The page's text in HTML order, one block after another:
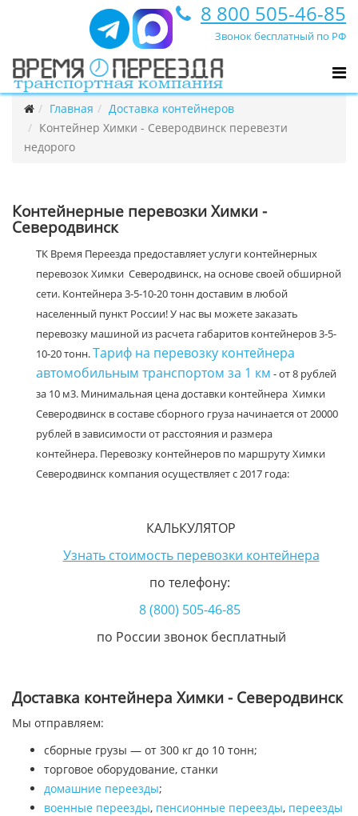
8 800 505-46-85
Звонок бесплатный по РФ
Главная
Доставка контейнеров
Контейнер Химки - Северодвинск перевезти
недорого
Контейнерные перевозки Химки -
Северодвинск
ТК Время Переезда предоставляет услуги контейнерных
перевозок Химки Северодвинск, на основе своей обширной
сети. Контейнера 3-5-10-20 тонн доставим в любой
населенный пункт России! У нас вы можете заказать
перевозку машиной из расчета габаритов контейнеров 3-5-
10-20 тонн.Тариф на перевозку контейнера
автомобильным транспортом за 1 км - от 8 рублей
за 10 м3. Минимальная цена доставки контейнера Химки
Северодвинск в составе сборного груза начинается от 20000
рублей в зависимости от расстояния и размера
контейнера. Перевозку контейнеров по маршруту Химки
Северодвинск компания осуществляет с 2017 года:
КАЛЬКУЛЯТОР
Узнать стоимость перевозки контейнера
по телефону:
8 (800) 505-46-85
по России звонок бесплатный
Доставка контейнера Химки - Северодвинск
Мы отправляем:
сборные грузы — от 300 кг до 10 тонн;
торговое оборудование, станки
домашние переезды;
военные переезды, пенсионные переезды, переезды